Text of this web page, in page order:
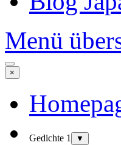
Menü
×
Gedichte 1 ▼